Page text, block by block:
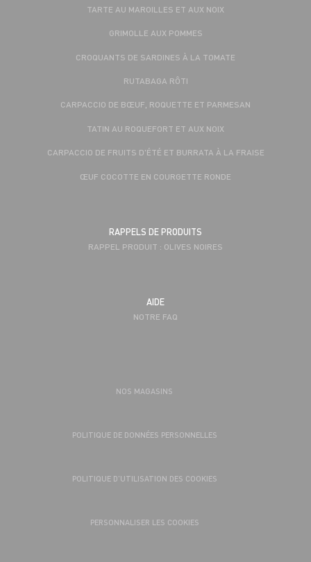
TARTE AU MAROILLES ET AUX NOIX
GRIMOLLE AUX POMMES
CROQUANTS DE SARDINES À LA TOMATE
RUTABAGA RÔTI
CARPACCIO DE BŒUF, ROQUETTE ET PARMESAN
TATIN AU ROQUEFORT ET AUX NOIX
CARPACCIO DE FRUITS D'ÉTÉ ET BURRATA À LA FRAISE
ŒUF COCOTTE EN COURGETTE RONDE
RAPPELS DE PRODUITS
RAPPEL PRODUIT : OLIVES NOIRES
AIDE
NOTRE FAQ
NOS MAGASINS
POLITIQUE DE DONNÉES PERSONNELLES
POLITIQUE D’UTILISATION DES COOKIES
PERSONNALISER LES COOKIES